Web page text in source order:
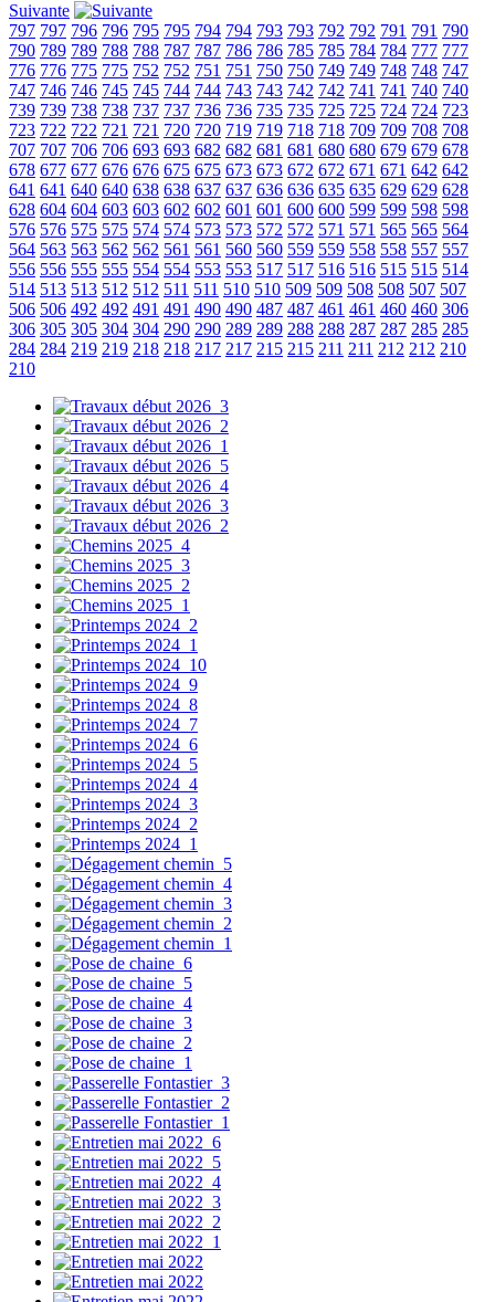
Suivante
797 797 796 796 795 795 794 794 793 793 792 792 791 791 790
790 789 789 788 788 787 787 786 786 785 785 784 784 777 777
776 776 775 775 752 752 751 751 750 750 749 749 748 748 747
747 746 746 745 745 744 744 743 743 742 742 741 741 740 740
739 739 738 738 737 737 736 736 735 735 725 725 724 724 723
723 722 722 721 721 720 720 719 719 718 718 709 709 708 708
707 707 706 706 693 693 682 682 681 681 680 680 679 679 678
678 677 677 676 676 675 675 673 673 672 672 671 671 642 642
641 641 640 640 638 638 637 637 636 636 635 635 629 629 628
628 604 604 603 603 602 602 601 601 600 600 599 599 598 598
576 576 575 575 574 574 573 573 572 572 571 571 565 565 564
564 563 563 562 562 561 561 560 560 559 559 558 558 557 557
556 556 555 555 554 554 553 553 517 517 516 516 515 515 514
514 513 513 512 512 511 511 510 510 509 509 508 508 507 507
506 506 492 492 491 491 490 490 487 487 461 461 460 460 306
306 305 305 304 304 290 290 289 289 288 288 287 287 285 285
284 284 219 219 218 218 217 217 215 215 211 211 212 212 210
210